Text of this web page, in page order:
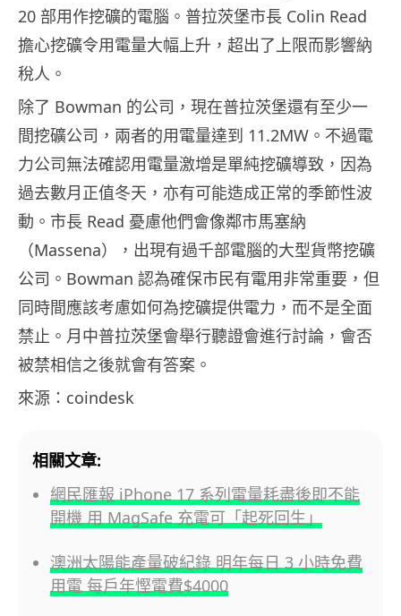
20 部用作挖礦的電腦。普拉茨堡市長 Colin Read
擔心挖礦令用電量大幅上升，超出了上限而影響納
稅人。
除了 Bowman 的公司，現在普拉茨堡還有至少一
間挖礦公司，兩者的用電量達到 11.2MW。不過電
力公司無法確認用電量激增是單純挖礦導致，因為
過去數月正值冬天，亦有可能造成正常的季節性波
動。市長 Read 憂慮他們會像鄰市馬塞納
（Massena），出現有過千部電腦的大型貨幣挖礦
公司。Bowman 認為確保市民有電用非常重要，但
同時間應該考慮如何為挖礦提供電力，而不是全面
禁止。月中普拉茨堡會舉行聽證會進行討論，會否
被禁相信之後就會有答案。
來源：coindesk
相關文章:
網民匯報 iPhone 17 系列電量耗盡後即不能
開機 用 MagSafe 充電可「起死回生」
澳洲太陽能產量破紀錄 明年每日 3 小時免費
用電 每戶年慳電費$4000